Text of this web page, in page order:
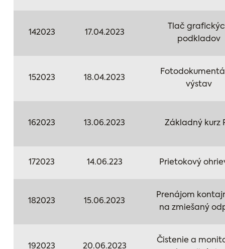
142023 17.04.2023
Tlač
podkladov
152023 18.04.2023
výstav
162023 13.06.2023 Základný kurz
172023 14.06.223 Prietokový
182023 15.06.2023
Prenájom
na zmiešaný
192023 20.06.2023
Čistenie a